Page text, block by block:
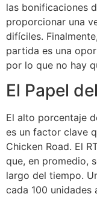
las bonificaciones
proporcionar una
difíciles.
partida es una
por lo que no hay
El Papel
El alto porcentaje
es un factor clave
Chicken Road. El
que, en promedio,
largo del tiempo.
cada 100 unidades